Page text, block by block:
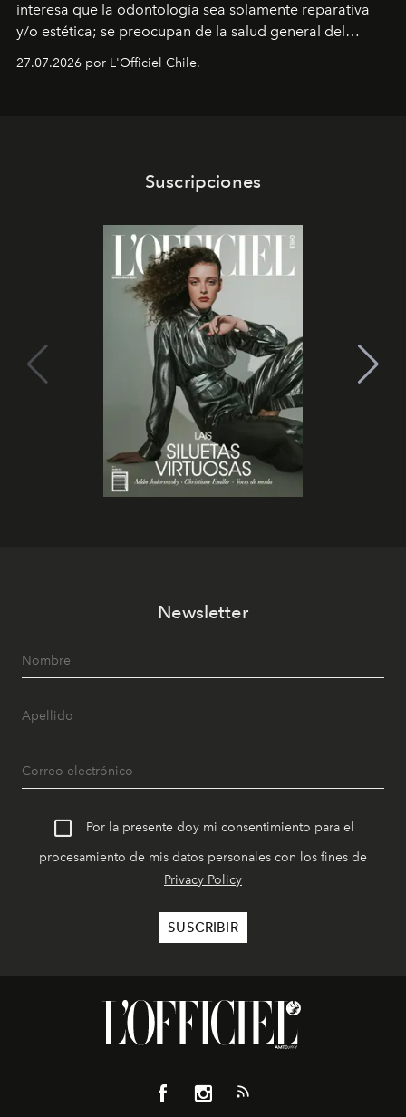
interesa que la odontología sea solamente reparativa
y/o estética; se preocupan de la salud general del
paciente y entienden la prevención como una arista
intransable.
27.07.2026 por L'Officiel Chile.
Suscripciones
Newsletter
Por la presente doy mi consentimiento para el
procesamiento de mis datos personales con los fines de
Privacy Policy